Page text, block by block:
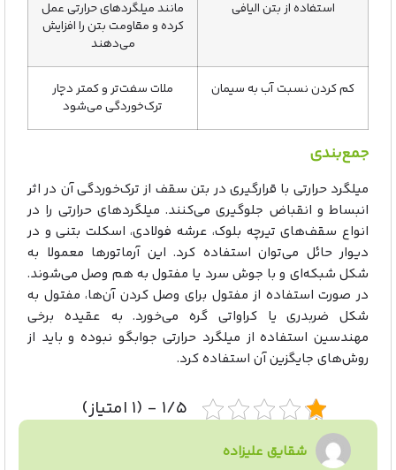
استفاده از بتن الیافی
مانند میلگردهای حرارتی عمل
کرده و مقاومت بتن را افزایش
می‌دهند
کم کردن نسبت آب به سیمان
ملات سفت‌تر و کمتر دچار
ترک‌خوردگی می‌شود
جمع‌بندی
میلگرد حرارتی با قرارگیری در بتن سقف از ترک‌خوردگی آن در اثر
انبساط و انقباض جلوگیری می‌کنند. میلگردهای حرارتی را در
انواع سقف‌های تیرچه بلوک، عرشه فولادی، اسکلت بتنی و در
دیوار حائل می‌توان استفاده کرد. این آرماتورها معمولا به
شکل شبکه‌ای و با جوش سرد یا مفتول به هم وصل می‌شوند.
در صورت استفاده از مفتول برای وصل کردن آن‌ها، مفتول به
شکل ضربدری یا کراواتی گره می‌خورد. به عقیده برخی
مهندسین استفاده از میلگرد حرارتی جوابگو نبوده و باید از
روش‌های جایگزین آن استفاده کرد.
۱/۵ - (۱ امتیاز)
شقایق علیزاده